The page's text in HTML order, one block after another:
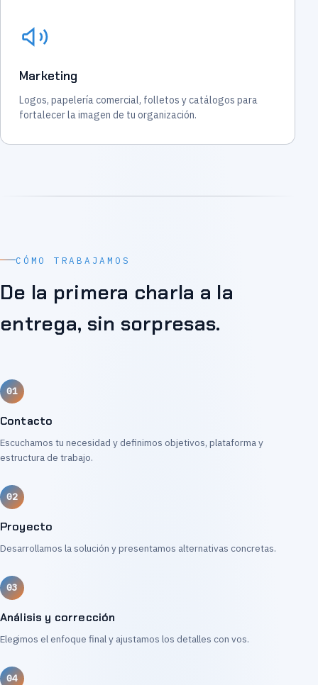
Marketing
Logos, papelería comercial, folletos y catálogos para
fortalecer la imagen de tu organización.
CÓMO TRABAJAMOS
De la primera charla a la
entrega, sin sorpresas.
Contacto
Escuchamos tu necesidad y definimos objetivos, plataforma y
estructura de trabajo.
Proyecto
Desarrollamos la solución y presentamos alternativas concretas.
Análisis y corrección
Elegimos el enfoque final y ajustamos los detalles con vos.